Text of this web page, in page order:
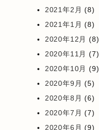
2021年2月 (8)
2021年1月 (8)
2020年12月 (8)
2020年11月 (7)
2020年10月 (9)
2020年9月 (5)
2020年8月 (6)
2020年7月 (7)
2020年6月 (9)